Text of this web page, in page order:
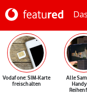
Vodafone: SIM-Karte
freischalten
Alle